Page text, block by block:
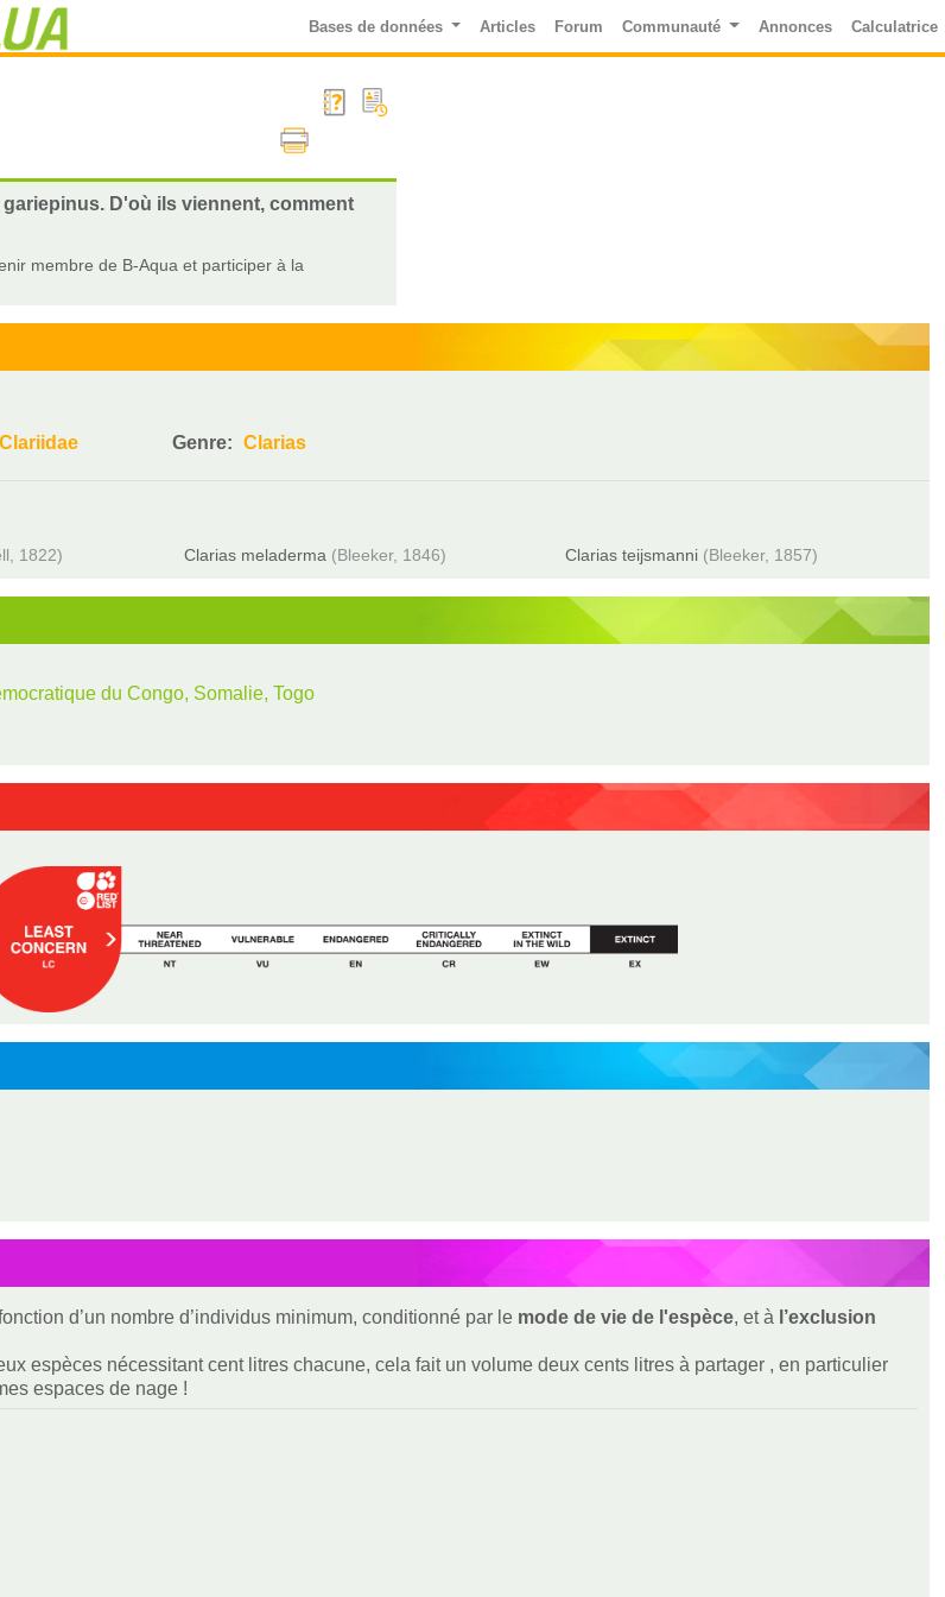
Bases de données Articles Forum Communauté Annonces Calculatrice
D'où ils viennent, comment
membre de B-Aqua et participer à la
Clariidae Genre: Clarias
1822) Clarias meladerma (Bleeker, 1846) Clarias teijsmanni (Bleeker, 1857)
du Congo, Somalie, Togo
d’un nombre d’individus minimum, conditionné par le mode de vie de l'espèce, et à l’exclusion
espèces nécessitant cent litres chacune, cela fait un volume deux cents litres à partager , en particulier
espaces de nage !